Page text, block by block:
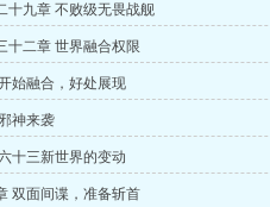
十九章 不败级无畏战舰
十二章 世界融合权限
始融合，好处展现
神来袭
十三新世界的变动
双面间谍，准备斩首